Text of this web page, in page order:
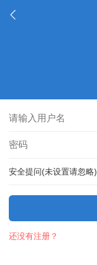
安全提问(未设置请忽略)
还没有注册？